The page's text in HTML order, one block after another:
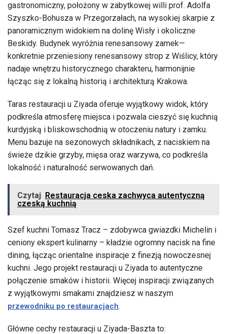
gastronomiczny, położony w zabytkowej willi prof. Adolfa
Szyszko-Bohusza w Przegorzałach, na wysokiej skarpie z
panoramicznym widokiem na dolinę Wisły i okoliczne
Beskidy. Budynek wyróżnia renesansowy zamek—
konkretnie przeniesiony renesansowy strop z Wiślicy, który
nadaje wnętrzu historycznego charakteru, harmonijnie
łącząc się z lokalną historią i architekturą Krakowa.
Taras restauracji u Ziyada oferuje wyjątkowy widok, który
podkreśla atmosferę miejsca i pozwala cieszyć się kuchnią
kurdyjską i bliskowschodnią w otoczeniu natury i zamku.
Menu bazuje na sezonowych składnikach, z naciskiem na
świeże dzikie grzyby, mięsa oraz warzywa, co podkreśla
lokalność i naturalność serwowanych dań.
Czytaj Restauracja ceska zachwyca autentyczną
czeską kuchnią
Szef kuchni Tomasz Tracz – zdobywca gwiazdki Michelin i
ceniony ekspert kulinarny – kładzie ogromny nacisk na fine
dining, łącząc orientalne inspiracje z finezją nowoczesnej
kuchni. Jego projekt restauracji u Ziyada to autentyczne
połączenie smaków i historii. Więcej inspiracji związanych
z wyjątkowymi smakami znajdziesz w naszym
przewodniku po restauracjach.
Główne cechy restauracji u Ziyada-Baszta to: